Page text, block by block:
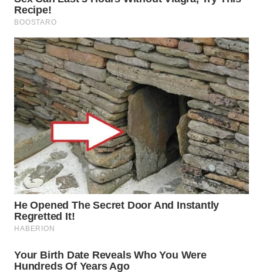
WAHANA
WAHANA
PERSONA
WAHANA
OTOMOTIF
WAHANA
HEALTH
WAHANA
DESA
WISATA
LAPAK
WAHANA